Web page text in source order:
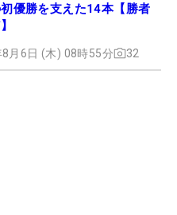
優勝を支えた14本【勝者
月6日 (木) 08時55分 32